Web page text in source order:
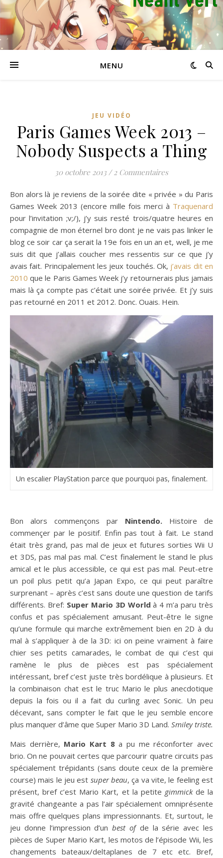
MENU
JEU VIDÉO
Paris Games Week 2013 –
Nobody Suspects a Thing
30 octobre 2013 / 2 Commentaires
Bon alors là je reviens de la soirée dite « privée » du Paris
Games Week 2013 (encore mille fois merci à Traquenard
pour l’invitation ;v;/), j’y suis resté trois/quatre heures en
compagnie de mon éternel bro dont je ne vais pas linker le
blog ce soir car ça serait la 19e fois en un an et, well, je me
suis dit que j’allais coucher mes ressentis sur ce que j’y
avais fait. Principalement les jeux touchés. Ok, j’avais dit en
2010 que le Paris Games Week j’y retournerais plus jamais
mais là ça compte pas c’était une soirée privée. Et j’y suis
pas retourné en 2011 et 2012. Donc. Ouais. Hein.
Un escalier PlayStation parce que pourquoi pas, finalement.
Bon alors commençons par Nintendo. Histoire de
commençer par le positif. Enfin pas tout à fait. Le stand
était très grand, pas mal de jeux et futures sorties Wii U
et 3DS, pas mal pas mal. C’est finalement le stand le plus
amical et le plus accessible, ce qui est pas mal. Peut-etre
un poil plus petit qu’a Japan Expo, ce qui peut paraître
surprenant – après c’est sans doute une question de tarifs
différents. Bref: Super Mario 3D Worldà 4 m’a paru très
confus et pas spécialement amusant. Peut-être le signe
qu’une formule qui marche extrêmement bien en 2D à du
mal à s’appliquer à de la 3D: ici on peine vraiment à faire
chier ses petits camarades, le combat de qui c’est qui
ramène le plus de pièces est pas spécialement
intéressant, bref c’est juste très bordélique à plusieurs. Et
la combinaison chat est le truc Mario le plus anecdotique
depuis la fois ou il a fait du curling avec Sonic. Un peu
décevant, sans compter le fait que le jeu semble encore
plus manquer d’âme que Super Mario 3D Land. Smiley triste.
Mais derrière, Mario Kart 8a pu me réconforter avec
brio. On ne pouvait certes que parcourir quatre circuits pas
spécialement trépidants (sans doute ceux de la première
course) mais le jeu est super beau, ça va vite, le feeling est
présent, bref c’est Mario Kart, et la petite gimmickde la
gravité changeante a pas l’air spécialement omniprésente
mais offre quelques plans impressionnants. Et, surtout, le
jeu donne l’impression d’unbest ofde la série avec les
pièces de Super Mario Kart, les motos de l’épisode Wii, les
changements bateaux/deltaplanes de 7 etc etc. Bref,